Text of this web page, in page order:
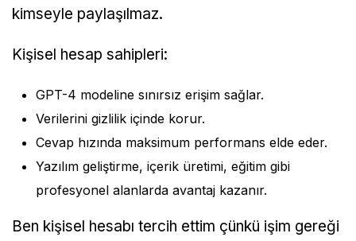
kimseyle paylaşılmaz.
Kişisel hesap sahipleri:
GPT-4 modeline sınırsız erişim sağlar.
Verilerini gizlilik içinde korur.
Cevap hızında maksimum performans elde eder.
Yazılım geliştirme, içerik üretimi, eğitim gibi
profesyonel alanlarda avantaj kazanır.
Ben kişisel hesabı tercih ettim çünkü işim gereği